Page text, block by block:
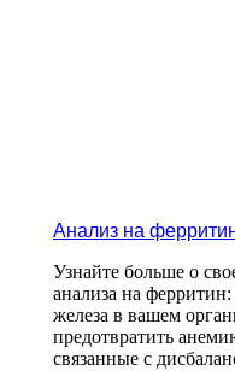
Анализ на
Узнайте больше о
анализа на
железа в вашем
предотвратить
связанные с